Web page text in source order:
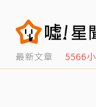
最新文章 5566